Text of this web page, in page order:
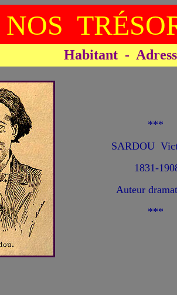
NOS
Habitant -
***
SARDOU
1831-
Auteur
***